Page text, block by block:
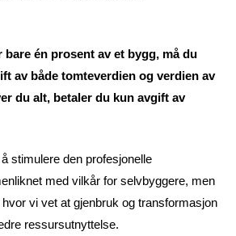
én prosent av et bygg, må du
av både tomteverdien og verdien av
du alt, betaler du kun avgift av
stimulere den profesjonelle
med vilkår for selvbyggere, men
vi vet at gjenbruk og transformasjon
ressursutnyttelse.